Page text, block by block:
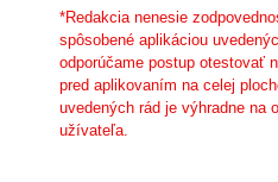
*Redakcia nenesie
spôsobené aplikáciou
odporúčame postup otestovať
pred aplikovaním na celej
uvedených rád je výhradne na
užívateľa.